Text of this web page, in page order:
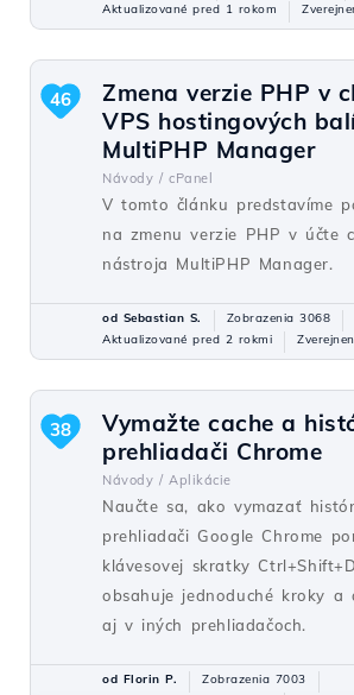
Aktualizované pred 1 rokom
Zmena verzie PHP v
VPS hostingových
MultiPHP Manager
Návody / cPanel
V tomto článku predstavíme
na zmenu verzie PHP v účte
nástroja MultiPHP Manager.
46
od Sebastian S.
Zobrazenia 3068
Aktualizované pred 2 rokmi
Vymažte cache a
prehliadači Chrome
Návody / Aplikácie
Naučte sa, ako vymazať
prehliadači Google Chrome
klávesovej skratky
obsahuje jednoduché kroky a
aj v iných prehliadačoch.
38
od Florin P.
Zobrazenia 7003